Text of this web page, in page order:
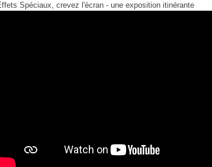
Spéciaux, crevez l'écran - une exposition itinérante